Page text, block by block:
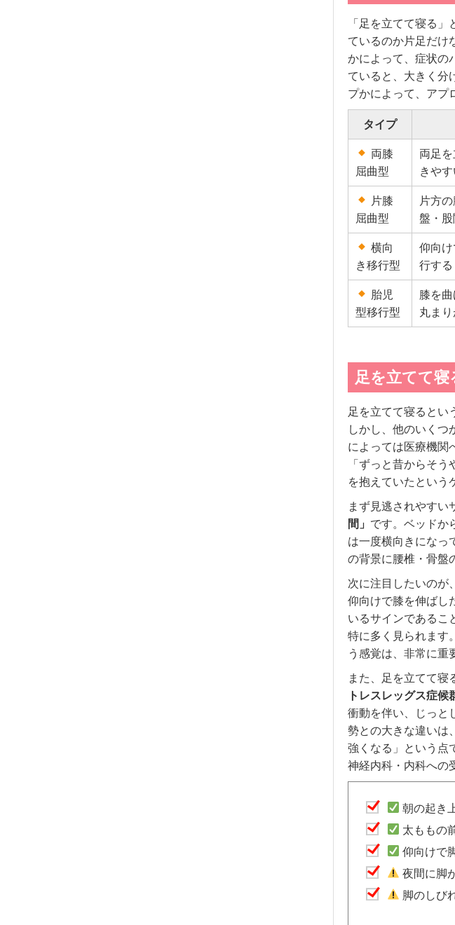
「足を立てて寝る
ているのか片足だけ
かによって、症状の
ていると、大きく分
プかによって、アプ
タイプ
両膝
屈曲型
両足
きや
片膝
屈曲型
片方
盤・股
横向
き移行型
仰向
行する
胎児
型移行型
膝を
丸ま
足を立てて
足を立てて寝るとい
しかし、他のいくつ
によっては医療機関
「ずっと昔からそ
を抱えていたという
まず見逃されやすい
間」 です。ベッドか
は一度横向きになっ
の背景に腰椎・骨盤
次に注目したいのが、
仰向けで膝を伸ばし
いるサインであるこ
特に多く見られます
う感覚は、非常に重
また、足を立てて寝
トレスレッグス症候
衝動を伴い、じっと
勢との大きな違いは
強くなる」という点
神経内科・内科への
朝の起き
太ももの
仰向けで
夜間に脚
脚のしび